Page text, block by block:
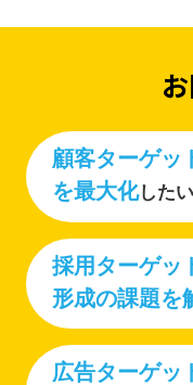
顧客ターゲッ
を最大化した
採用ターゲッ
形成の課題を
広告ターゲッ